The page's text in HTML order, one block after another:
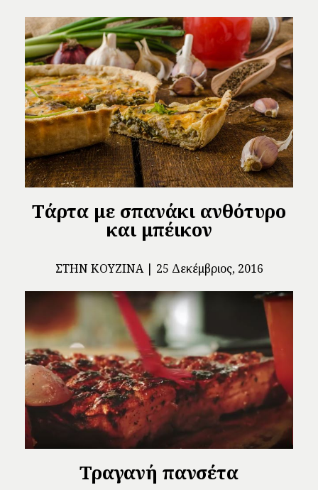
Τάρτα με σπανάκι ανθότυρο
και μπέικον
ΣΤΗΝ ΚΟΥΖΊΝΑ 25 Δεκέμβριος, 2016
Τραγανή πανσέτα